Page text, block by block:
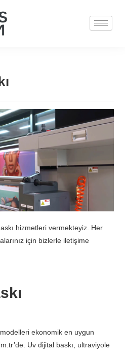
hizmetleri vermekteyiz. Her
için bizlerle iletişime
ekonomik en uygun
Uv dijital baskı, ultraviyole